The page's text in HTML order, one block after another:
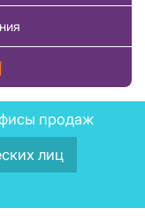
продаж
лиц